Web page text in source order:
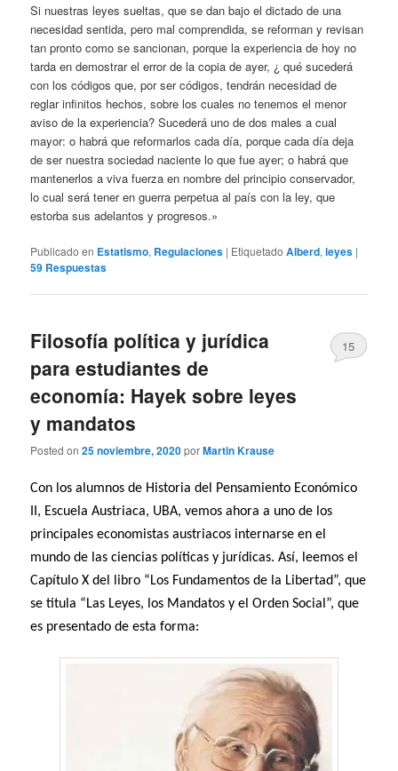
Si nuestras leyes sueltas, que se dan bajo el dictado de una
necesidad sentida, pero mal comprendida, se reforman y revisan
tan pronto como se sancionan, porque la experiencia de hoy no
tarda en demostrar el error de la copia de ayer, ¿ qué sucederá
con los códigos que, por ser códigos, tendrán necesidad de
reglar infinitos hechos, sobre los cuales no tenemos el menor
aviso de la experiencia? Sucederá uno de dos males a cual
mayor: o habrá que reformarlos cada día, porque cada día deja
de ser nuestra sociedad naciente lo que fue ayer; o habrá que
mantenerlos a viva fuerza en nombre del principio conservador,
lo cual será tener en guerra perpetua al país con la ley, que
estorba sus adelantos y progresos.»
Publicado en Estatismo, Regulaciones | Etiquetado Alberd,leyes |
59 Respuestas
Filosofía política y jurídica
para estudiantes de
economía: Hayek sobre leyes
y mandatos
Posted on25 noviembre, 2020porMartin Krause
15
Con los alumnos de Historia del Pensamiento Económico
II, Escuela Austriaca, UBA, vemos ahora a uno de los
principales economistas austriacos internarse en el
mundo de las ciencias políticas y jurídicas. Así, leemos el
Capítulo X del libro “Los Fundamentos de la Libertad”, que
se titula “Las Leyes, los Mandatos y el Orden Social”, que
es presentado de esta forma: